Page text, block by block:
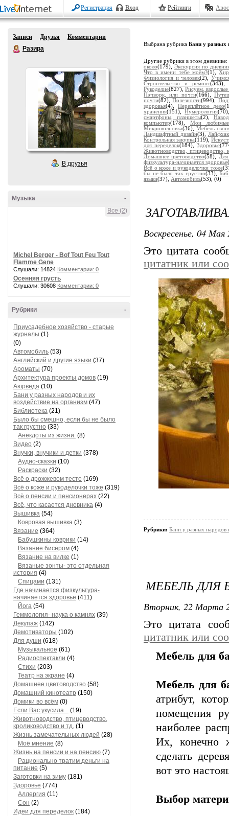
Регистрация Вход Рейтинги
Записи Друзья
Комментарии
Разира
В друзья
-
Музыка
Все (2)
Michel Berger - Bof Tout Feu Tout
Flamme Gene
Слушали: 14824 Комментарии: 0
Осенняя грусть
Слушали: 30608 Комментарии: 0
-
Рубрики
Приусадебное хозяйство - старые
журналы (1)
(0)
Автомобиль (53)
Английский и другие языки (37)
Ароматы (70)
Архитектура проекты домов (19)
Аюрведа (10)
Бани у разных народов и их
воздействие на организм (47)
Библиотека (21)
Было бы смешно, если бы не было
так грустно (33)
Анекдоты из жизни. (8)
Видео (2)
Внучки, внучики и детки (378)
Аудио-сказки (10)
Раскраски (32)
Всё о дрожжевом тесте (169)
Всё о коже и рукоделочки тоже (319)
Всё о пенсии и пенсионерах (22)
Всё, что касается дневника (4)
Вышивка (54)
Ковровая вышивка (3)
Вязание (364)
Бабушкины коврики (14)
Вязание бисером (4)
Вязание на вилке (1)
Вязаные зонты- это отдельная
история (4)
Спицами (131)
Где начинается физкультура-
начинается здоровье (411)
Йога (54)
Геммология- наука о камнях (39)
Декупаж (142)
Демотиваторы (102)
Для души (618)
Музыкальное (61)
Радиоспектакли (4)
Стихи (203)
Театр на экране (4)
Домашнее цветоводство (58)
Домашний кинотеатр (150)
Домики во всём (0)
Если Вас укусила... (19)
Животноводство, птицеводство,
кролиководство и тд. (1)
Жизнь замечательных людей (28)
Моё мнение (8)
Жизнь на пенсии и на пенсию (7)
Рационально тратим деньги на
питание (5)
Заготовки на зиму (181)
Здоровье (774)
Аллергия (11)
Сон (2)
Идеи для переделок (184)
Выбрана рубрика Бани у разных
Другие рубрики в этом дневнике:
около(179), Экскурсия по
Что в имени тебе моём?(1),
Физиология и человек(2),
Строительство и ремонт(343),
Рукоделие(827),Рисуем,
Пэчворк, или почти(166),
почти(82),Полезности(994),
здоровья(4),Переплётное дело
хранения(151),Нумерология
смартфоны, планшеты(2),
компьютер(178),Мои
Микроволновка(36), Мебель
Ландшафтный дизайн(3),
Контрольная закупка(119),
для переделок(184), Здоровье
Животноводство, птицеводство,
Домашнее цветоводство(58),
физкультура-начинается здоровье
Всё о коже и рукоделочки тоже
бы не было так грустно(33),
языки(37), Автомобиль(53), (0)
Воскресенье, 04
Это цитата
цитатник или
Рубрики: Бани у разных народов
МЕБЕЛЬ ДЛЯ
Вторник, 22 Марта
Это цитата
цитатник или
Мебель для
Мебель для
атрибут,
помещения
наиболее
Их, конечно
сделать
вот это
Выбор